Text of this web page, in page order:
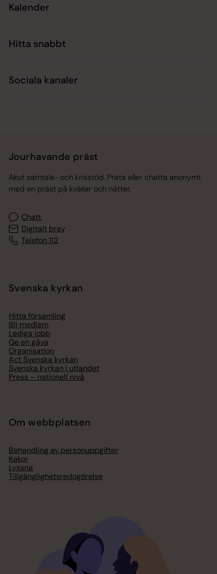
Kalender
Hitta snabbt
Sociala kanaler
Jourhavande präst
Akut samtals- och krisstöd. Prata eller chatta anonymt
med en präst på kvällar och nätter.
Chatt
Digitalt brev
Telefon 112
Svenska kyrkan
Hitta församling
Bli medlem
Lediga jobb
Ge en gåva
Organisation
Act Svenska kyrkan
Svenska kyrkan i utlandet
Press – nationell nivå
Om webbplatsen
Behandling av personuppgifter
Kakor
Lyssna
Tillgänglighetsredogörelse